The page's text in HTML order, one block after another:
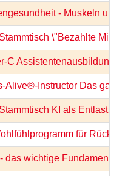
- Muskeln und
\"Bezahlte
C Assistentenausbildung,
Alive®-Instructor Das
KI als
für Rücken
das wichtige Fundament -